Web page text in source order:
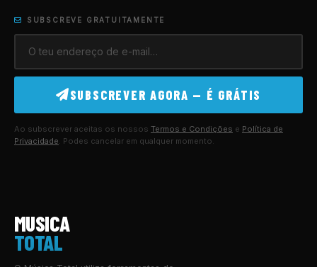
SUBSCREVE GRATUITAMENTE
SUBSCREVER AGORA — É GRÁTIS
Ao subscrever aceitas os nossos Termos e Condições e Política de
Privacidade . Podes cancelar em qualquer momento.
MUSICA
TOTAL